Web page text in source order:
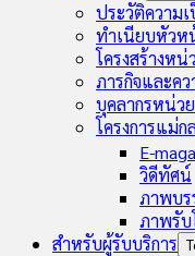
ประวัติความ
ทำเนียบหัวห
โครงสร้างหน่
ภารกิจและค
บุคลากรหน่ว
โครงการแม่ก
E-
วิดีทัศน์
ภาพบร
ภาพรับ
สำหรับผู้รับบริการ